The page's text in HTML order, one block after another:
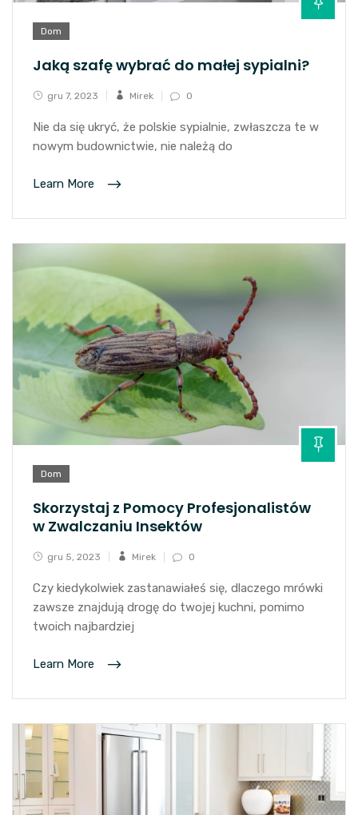
Dom
Jaką szafę wybrać do małej sypialni?
gru 7, 2023 Mirek 0
Nie da się ukryć, że polskie sypialnie, zwłaszcza te w
nowym budownictwie, nie należą do
Learn More
Dom
Skorzystaj z Pomocy Profesjonalistów
w Zwalczaniu Insektów
gru 5, 2023 Mirek 0
Czy kiedykolwiek zastanawiałeś się, dlaczego mrówki
zawsze znajdują drogę do twojej kuchni, pomimo
twoich najbardziej
Learn More